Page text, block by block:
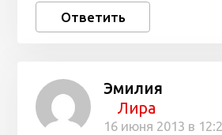
Ответить
Эмилия
Лира
16 июня 2013 в